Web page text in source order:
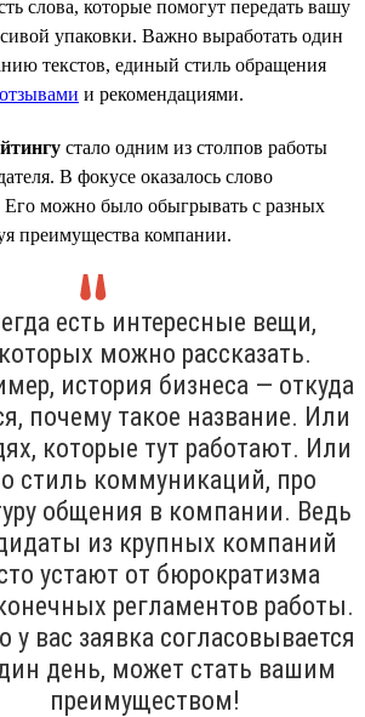
слова, которые помогут передать вашу
упаковки. Важно выработать один
текстов, единый стиль обращения
и рекомендациями.
стало одним из столпов работы
В фокусе оказалось слово
Его можно было обыгрывать с разных
преимущества компании.
есть интересные вещи,
можно рассказать.
история бизнеса — откуда
почему такое название. Или
которые тут работают. Или
стиль коммуникаций, про
общения в компании. Ведь
из крупных компаний
устают от бюрократизма
регламентов работы.
у вас заявка согласовывается
день, может стать вашим
преимуществом!